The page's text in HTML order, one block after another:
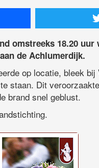
omstreeks 18.20
de Achlumerdijk.
op locatie, bleek
staan. Dit
brand snel geblust.